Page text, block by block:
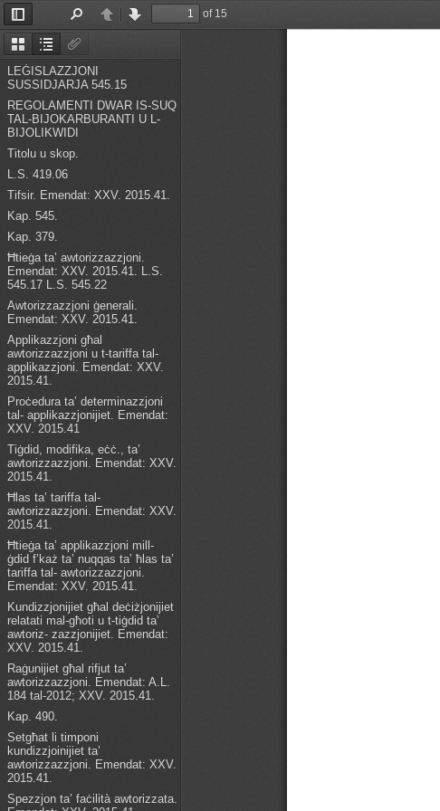
ThumbnailsDocument
Outline
LEĠISLAZZJONI
SUSSIDJARJA 545.15
REGOLAMENTI DWAR IS-SUQ
TAL-BIJOKARBURANTI U L-
BIJOLIKWIDI
Titolu u skop.
L.S. 419.06
Tifsir. Emendat: XXV. 2015.41.
Kap. 545.
Kap. 379.
Ħtieġa ta’ awtorizzazzjoni.
Emendat: XXV. 2015.41. L.S.
545.17 L.S. 545.22
Awtorizzazzjoni ġenerali.
Emendat: XXV. 2015.41.
Applikazzjoni għal
awtorizzazzjoni u t-tariffa tal-
applikazzjoni. Emendat: XXV.
2015.41.
Proċedura ta’ determinazzjoni
tal- applikazzjonijiet. Emendat:
XXV. 2015.41
Tiġdid, modifika, eċċ., ta’
awtorizzazzjoni. Emendat: XXV.
2015.41.
Ħlas ta’ tariffa tal-
awtorizzazzjoni. Emendat: XXV.
2015.41.
Ħtieġa ta’ applikazzjoni mill-
ġdid f’każ ta’ nuqqas ta’ ħlas ta’
tariffa tal- awtorizzazzjoni.
Emendat: XXV. 2015.41.
Kundizzjonijiet għal deċiżjonijiet
relatati mal-għoti u t-tiġdid ta’
awtoriz- zazzjonijiet. Emendat:
XXV. 2015.41.
Raġunijiet għal rifjut ta’
awtorizzazzjoni. Emendat: A.L.
184 tal-2012; XXV. 2015.41.
Kap. 490.
Setgħat li timponi
kundizzjoinijiet ta’
awtorizzazzjoni. Emendat: XXV.
2015.41.
Spezzjon ta’ faċilità awtorizzata.
Toggle
Sidebar
PreviousNext
of 15